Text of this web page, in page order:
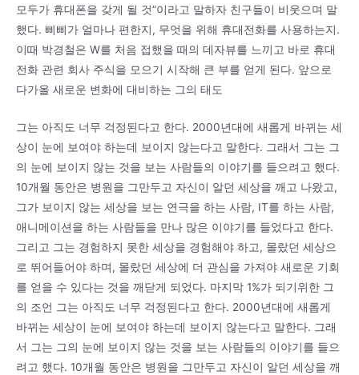
모두가 휴대폰을 갖게 될 것”이라고 말하자 친구들이 비웃으며 말
했다. 삐삐가 얼마나 편한지, 무엇을 위해 휴대전화를 사용하는지.
이때 박경철은 W를 처음 접했을 때의 데자뷰를 느끼고 바로 휴대
전화 관련 회사 주식을 모으기 시작해 큰 부를 얻게 된다. 앞으로
다가올 새로운 변화에 대비하는 그의 태도
그는 아직도 너무 걱정된다고 한다. 2000년대에 새롭게 바뀌는 세
상이 눈에 보여야 하는데 보이지 않는다고 말한다. 그래서 그는 그
의 눈에 보이지 않는 것을 보는 사람들의 이야기를 들으려고 했다.
10개월 동안은 병원을 그만두고 자신이 알던 세상을 깨고 나왔고,
그가 보이지 않는 세상을 보는 연극을 하는 사람, IT를 하는 사람,
애니메이션을 하는 사람들을 만나 많은 이야기를 들었다고 한다.
그리고 그는 경험하지 못한 세상을 경험해야 하고, 몰랐던 세상으
로 뛰어들어야 하며, 몰랐던 세상에 더 관심을 가져야 새로운 기회
를 얻을 수 있다는 것을 깨닫게 되었다. 마지막 1%가 되기위한 그
의 조언 그는 아직도 너무 걱정된다고 한다. 2000년대에 새롭게
바뀌는 세상이 눈에 보여야 하는데 보이지 않는다고 말한다. 그래
서 그는 그의 눈에 보이지 않는 것을 보는 사람들의 이야기를 들으
려고 했다. 10개월 동안은 병원을 그만두고 자신이 알던 세상을 깨